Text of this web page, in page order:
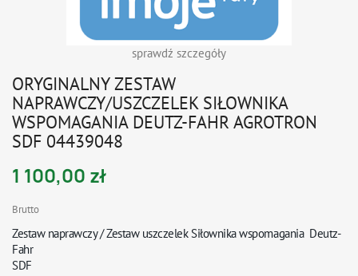
sprawdź szczegóły
ORYGINALNY ZESTAW
NAPRAWCZY/USZCZELEK SIŁOWNIKA
WSPOMAGANIA DEUTZ-FAHR AGROTRON
SDF 04439048
1 100,00 zł
Brutto
Zestaw naprawczy / Zestaw uszczelek Siłownika wspomaganiaDeutz-
Fahr
SDF